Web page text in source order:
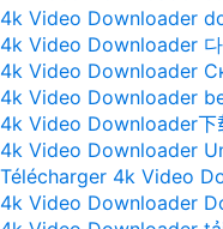
4k Video Downloader
4k Video Downloader
4k Video Downloader
4k Video Downloader
4k Video Downloader下
4k Video Downloader
Télécharger 4k Video
4k Video Downloader